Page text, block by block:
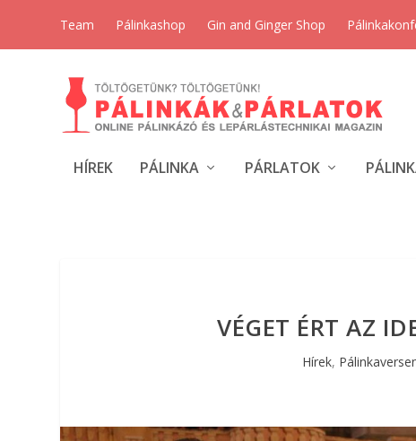
Team Pálinkashop Gin and Ginger Shop
HÍREK PÁLINKA PÁRLATOK
VÉGET ÉRT AZ
Hírek,